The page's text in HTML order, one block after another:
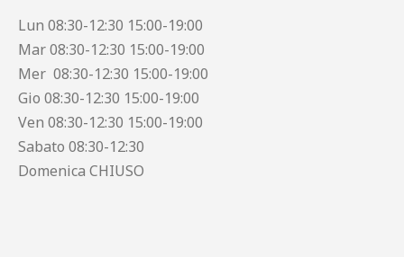
Lun 08:30-12:30 15:00-19:00
Mar 08:30-12:30 15:00-19:00
Mer 08:30-12:30 15:00-19:00
Gio 08:30-12:30 15:00-19:00
Ven 08:30-12:30 15:00-19:00
Sabato 08:30-12:30
Domenica CHIUSO